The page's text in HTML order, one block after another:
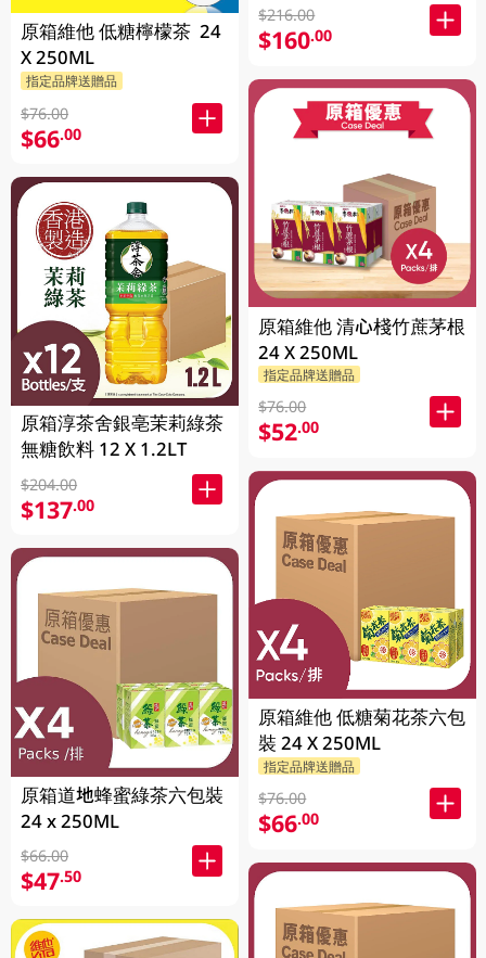
原箱維他 低糖檸檬茶 24
X 250ML
指定品牌送贈品
$76.00
$66.00
原箱淳茶舍銀亳茉莉綠茶
無糖飲料 12 X 1.2LT
$204.00
$137.00
原箱道地蜂蜜綠茶六包裝
24 x 250ML
$66.00
$47.50
$216.00
$160.00
原箱維他 清心棧竹蔗茅根
24 X 250ML
指定品牌送贈品
$76.00
$52.00
原箱維他 低糖菊花茶六包
裝 24 X 250ML
指定品牌送贈品
$76.00
$66.00